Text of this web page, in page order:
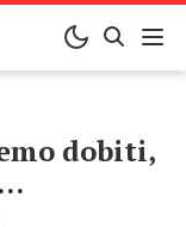
dobiti,